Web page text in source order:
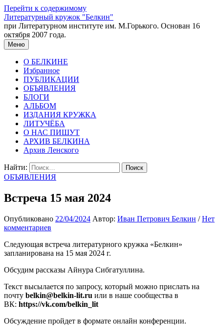
Перейти к содержимому
Литературный кружок "Белкин"
при Литературном институте им. М.Горького. Основан 16
октября 2007 года.
Меню
О БЕЛКИНЕ
Избранное
ПУБЛИКАЦИИ
ОБЪЯВЛЕНИЯ
БЛОГИ
АЛЬБОМ
ИЗДАНИЯ КРУЖКА
ЛИТУЧЁБА
О НАС ПИШУТ
АРХИВ БЕЛКИНА
Архив Ленского
Найти:
ОБЪЯВЛЕНИЯ
Встреча 15 мая 2024
Опубликовано 22/04/2024 Автор: Иван Петрович Белкин /Нет
комментариев
Следующая встреча литературного кружка «Белкин»
запланирована на 15 мая 2024 г.
Обсудим рассказы Айнура Сибгатуллина.
Текст высылается по запросу, который можно прислать на
почту belkin@belkin-lit.ru или в наше сообщества в
ВК: https://vk.com/belkin_lit
Обсуждение пройдет в формате онлайн конференции.